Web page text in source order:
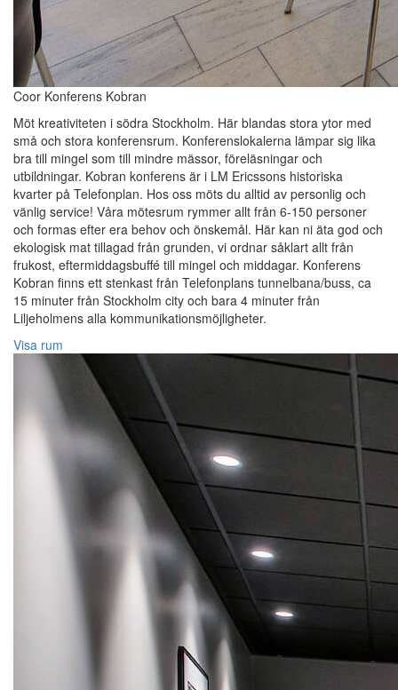
Coor Konferens Kobran
Möt kreativiteten i södra Stockholm. Här blandas stora ytor med
små och stora konferensrum. Konferenslokalerna lämpar sig lika
bra till mingel som till mindre mässor, föreläsningar och
utbildningar. Kobran konferens är i LM Ericssons historiska
kvarter på Telefonplan. Hos oss möts du alltid av personlig och
vänlig service! Våra mötesrum rymmer allt från 6-150 personer
och formas efter era behov och önskemål. Här kan ni äta god och
ekologisk mat tillagad från grunden, vi ordnar såklart allt från
frukost, eftermiddagsbuffé till mingel och middagar. Konferens
Kobran finns ett stenkast från Telefonplans tunnelbana/buss, ca
15 minuter från Stockholm city och bara 4 minuter från
Liljeholmens alla kommunikationsmöjligheter.
Visa rum